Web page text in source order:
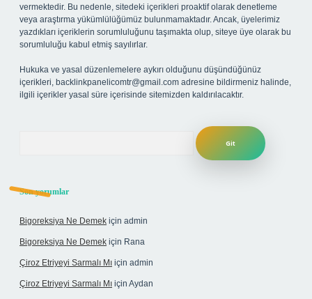
vermektedir. Bu nedenle, sitedeki içerikleri proaktif olarak denetleme
veya araştırma yükümlülüğümüz bulunmamaktadır. Ancak, üyelerimiz
yazdıkları içeriklerin sorumluluğunu taşımakta olup, siteye üye olarak bu
sorumluluğu kabul etmiş sayılırlar.
Hukuka ve yasal düzenlemelere aykırı olduğunu düşündüğünüz
içerikleri, backlinkpanelicomtr@gmail.com adresine bildirmeniz halinde,
ilgili içerikler yasal süre içerisinde sitemizden kaldırılacaktır.
Son yorumlar
Bigoreksiya Ne Demek için admin
Bigoreksiya Ne Demek için Rana
Çiroz Etriyeyi Sarmalı Mı için admin
Çiroz Etriyeyi Sarmalı Mı için Aydan